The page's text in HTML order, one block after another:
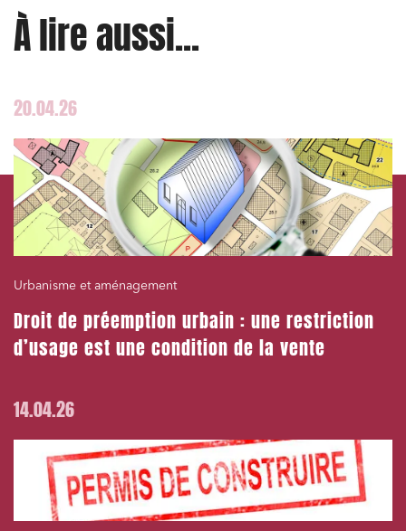
À lire aussi...
20.04.26
Urbanisme et aménagement
Droit de préemption urbain : une restriction
d’usage est une condition de la vente
14.04.26
J'ai lu et j'accepte lapolitique de confidentialité